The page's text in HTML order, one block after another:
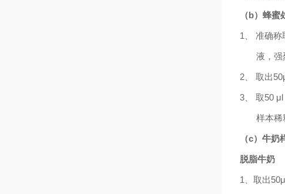
（b）蜂蜜
1、 准确称
液，强
2、 取出5
3、 取50 μl
样本稀
（c）牛奶
脱脂牛奶
1、取出5